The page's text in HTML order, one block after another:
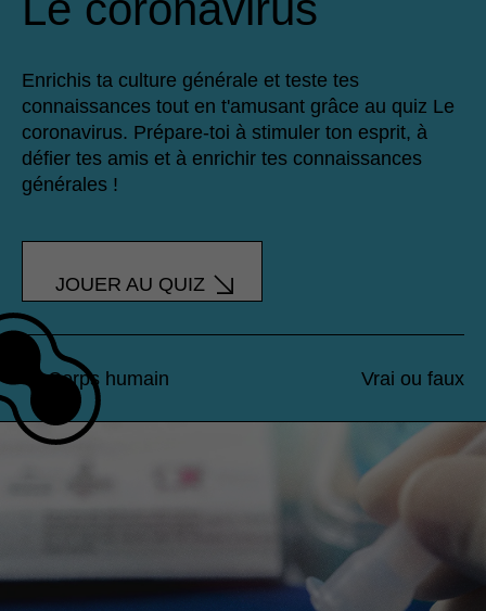
Enrichis ta culture générale et teste tes
connaissances tout en t'amusant grâce au quiz Le
coronavirus. Prépare-toi à stimuler ton esprit, à
défier tes amis et à enrichir tes connaissances
générales !
JOUER AU QUIZ
Corps humain Vrai ou faux